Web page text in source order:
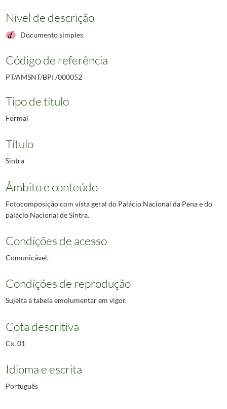
Nível de descrição
Documento simples
Código de referência
PT/AMSNT/BPI /000052
Tipo de título
Formal
Título
Sintra
Âmbito e conteúdo
Fotocomposição com vista geral do Palácio Nacional da Pena e do
palácio Nacional de Sintra.
Condições de acesso
Comunicável.
Condições de reprodução
Sujeita à tabela emolumentar em vigor.
Cota descritiva
Cx. 01
Idioma e escrita
Português